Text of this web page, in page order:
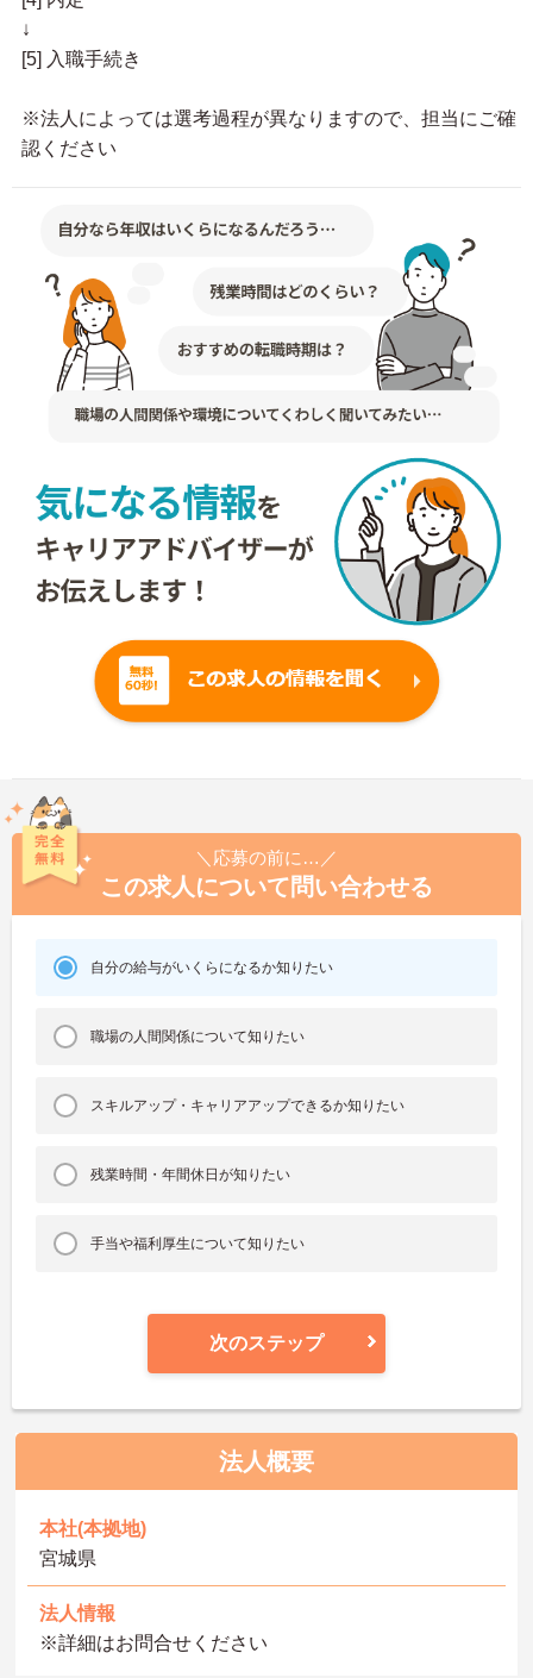
↓
[5] 入職手続き
※法人によっては選考過程が異なりますので、担当にご確
認ください
＼応募の前に…／
この求人について問い合わせる
自分の給与がいくらになるか知りたい
職場の人間関係について知りたい
スキルアップ・キャリアアップできるか知りたい
残業時間・年間休日が知りたい
手当や福利厚生について知りたい
次のステップ
法人概要
本社(本拠地)
宮城県
法人情報
※詳細はお問合せください